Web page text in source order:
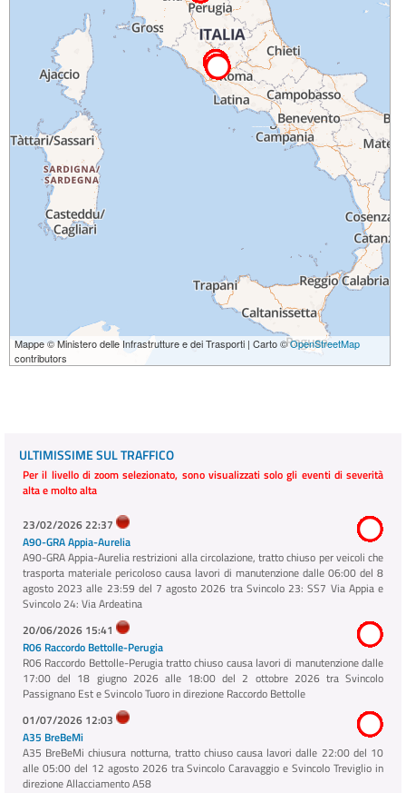
Mappe © Ministero delle Infrastrutture e dei Trasporti | Carto ©OpenStreetMap
contributors
ULTIMISSIME SUL TRAFFICO
Per il livello di zoom selezionato, sono visualizzati solo gli eventi di severità
alta e molto alta
23/02/2026 22:37
A90-GRA Appia-Aurelia
A90-GRA Appia-Aurelia restrizioni alla circolazione, tratto chiuso per veicoli che
trasporta materiale pericoloso causa lavori di manutenzione dalle 06:00 del 8
agosto 2023 alle 23:59 del 7 agosto 2026 tra Svincolo 23: SS7 Via Appia e
Svincolo 24: Via Ardeatina
20/06/2026 15:41
R06 Raccordo Bettolle-Perugia
R06 Raccordo Bettolle-Perugia tratto chiuso causa lavori di manutenzione dalle
17:00 del 18 giugno 2026 alle 18:00 del 2 ottobre 2026 tra Svincolo
Passignano Est e Svincolo Tuoro in direzione Raccordo Bettolle
01/07/2026 12:03
A35 BreBeMi
A35 BreBeMi chiusura notturna, tratto chiuso causa lavori dalle 22:00 del 10
alle 05:00 del 12 agosto 2026 tra Svincolo Caravaggio e Svincolo Treviglio in
direzione Allacciamento A58